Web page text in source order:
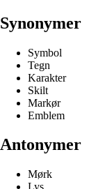
Synonymer
Symbol
Tegn
Karakter
Skilt
Markør
Emblem
Antonymer
Mørk